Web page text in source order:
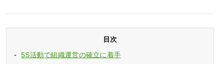
目次
5S活動で組織運営の確立に着手